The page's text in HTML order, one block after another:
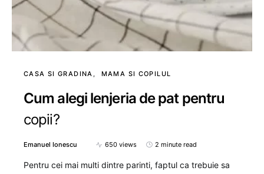
CASA SI GRADINA MAMA SI COPILUL
Cum alegi lenjeria de pat pentru
copii?
Emanuel Ionescu 650 views 2 minute read
Pentru cei mai multi dintre parinti, faptul ca trebuie sa